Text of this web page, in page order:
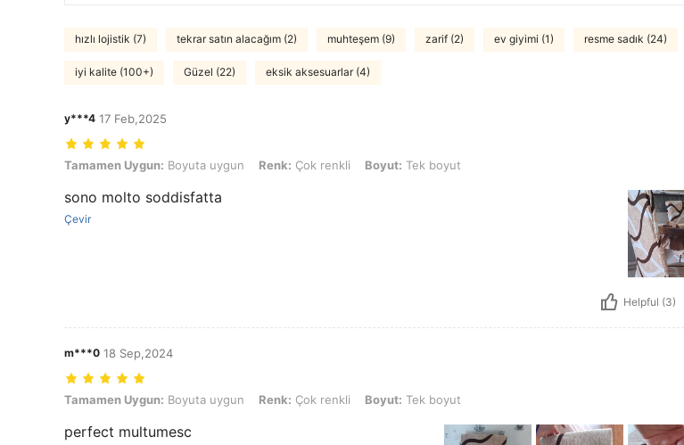
hızlı lojistik (7) tekrar satın alacağım (2) muhteşem (9) zarif (2) ev giyimi (1) resme sadık (24)
iyi kalite (100+) Güzel (22) eksik aksesuarlar (4)
y***4 17 Feb,2025
Tamamen Uygun: Boyuta uygun, Renk: Çok renkli, Boyut: Tek boyut
Tamamen Uygun: Boyuta uygun Renk: Çok renkli Boyut: Tek boyut
sono molto soddisfatta
Çevir
Helpful (3)
m***0 18 Sep,2024
Tamamen Uygun: Boyuta uygun, Renk: Çok renkli, Boyut: Tek boyut
Tamamen Uygun: Boyuta uygun Renk: Çok renkli Boyut: Tek boyut
perfect multumesc